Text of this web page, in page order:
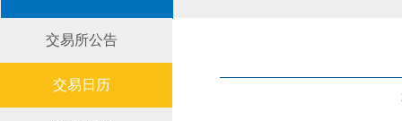
交易所公告
交易日历